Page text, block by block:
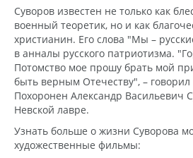
Суворов известен не только как
военный теоретик, но и как
христианин. Его слова "Мы –
в анналы русского патриотизма.
Потомство мое прошу брать мой
быть верным Отечеству", – говорил
Похоронен Александр Васильевич
Невской лавре.
Узнать больше о жизни Суворова
художественные фильмы: